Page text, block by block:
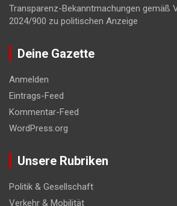
Transparenz-Bekanntmachungen gemäß
2024/900 zu politischen Anzeige
Deine Gazette
Anmelden
Eintrags-Feed
Kommentar-Feed
WordPress.org
Unsere Rubriken
Politik & Gesellschaft
Verkehr & Mobilität